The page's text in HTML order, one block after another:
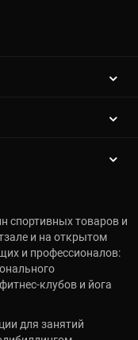
спортивных товаров и
и на открытом
и профессионалов:
клубов и йога
для занятий